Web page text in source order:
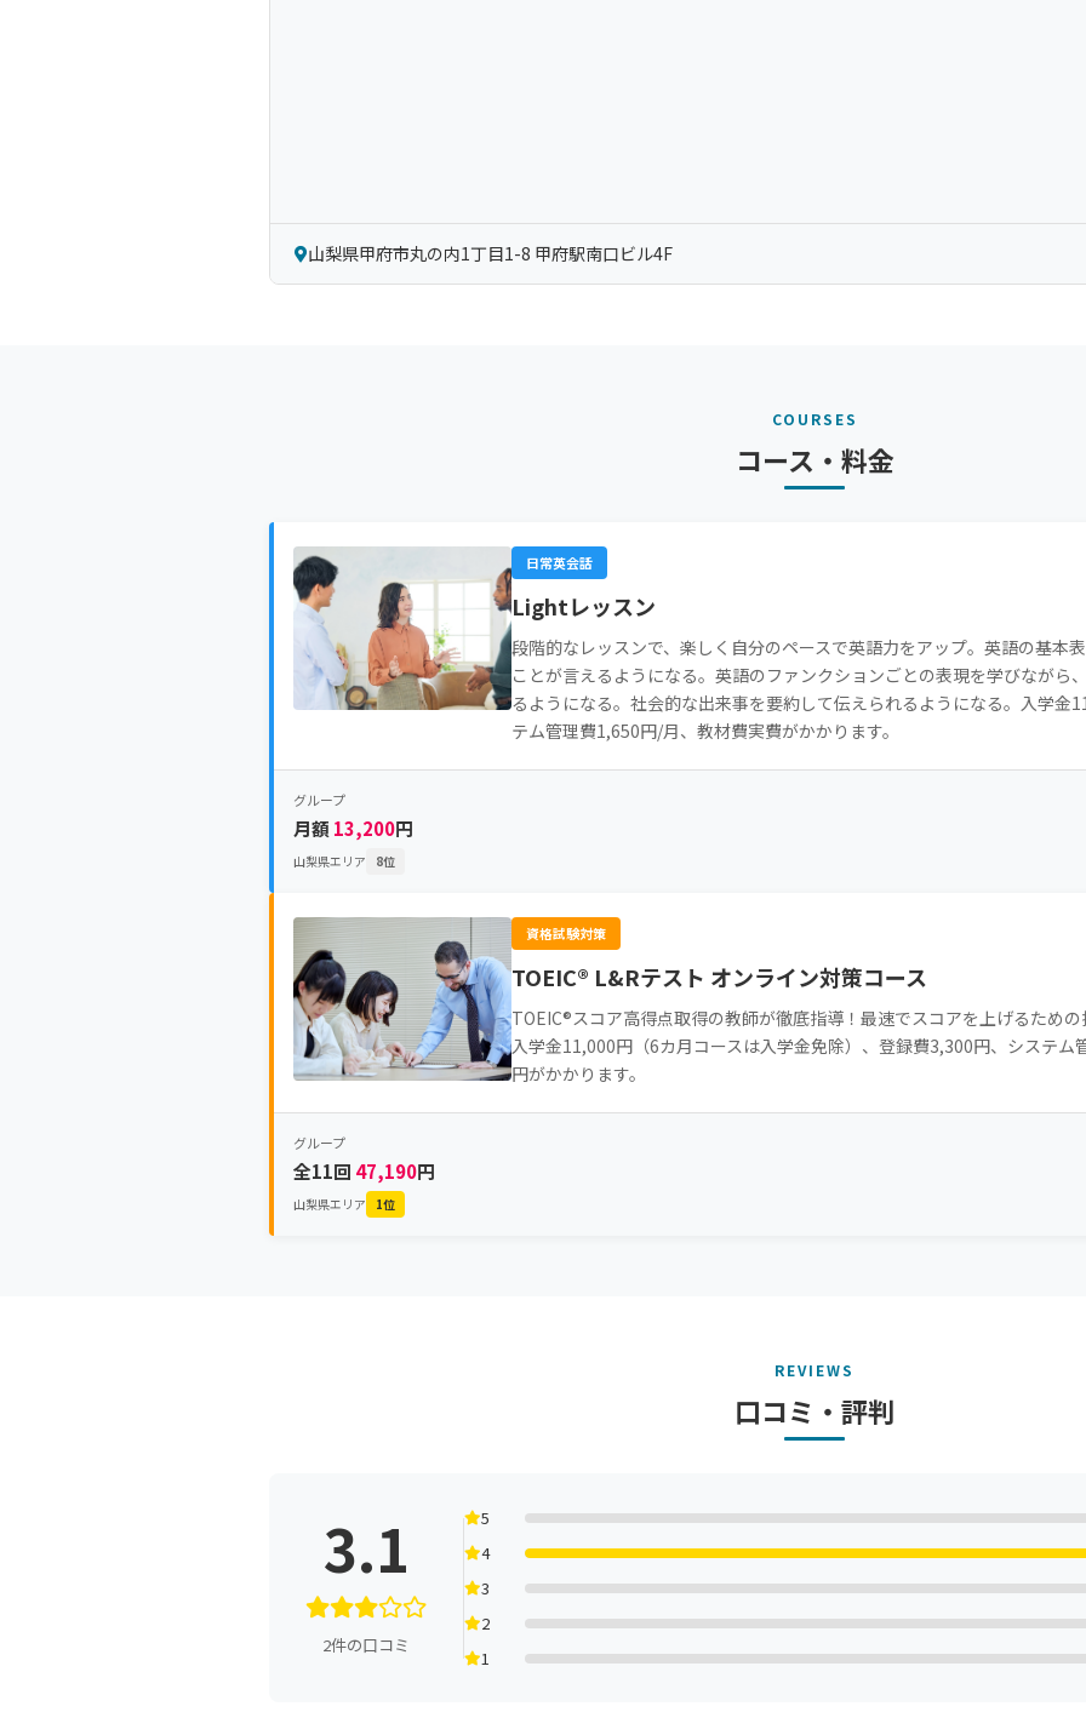
山梨県甲府市丸の内1丁目1-8 甲府駅南口ビル4F
COURSES
コース・料金
日常英会話
Lightレッスン
段階的なレッスンで、楽しく自分のペースで英語力をアップ。英語の基本
ことが言えるようになる。英語のファンクションごとの表現を学びながら
るようになる。社会的な出来事を要約して伝えられるようになる。入学金
テム管理費1,650円/月、教材費実費がかかります。
グループ
月額 13,200円
山梨県エリア 8位
資格試験対策
TOEIC® L&Rテスト オンライン対策コース
TOEIC®スコア高得点取得の教師が徹底指導！最速でスコアを上げるための
入学金11,000円（6カ月コースは入学金免除）、登録費3,300円、システ
円がかかります。
グループ
全11回 47,190円
山梨県エリア 1位
REVIEWS
口コミ・評判
3.1
2件の口コミ
5
4
3
2
1